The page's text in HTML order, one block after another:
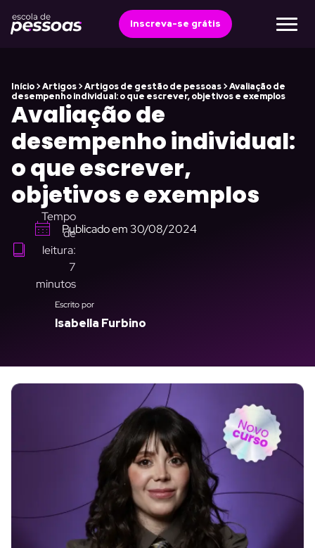
para
Inscreva-se grátis
Início>Artigos>Artigos de gestão de pessoas>Avaliação de
desempenho individual: o que escrever, objetivos e exemplos
Avaliação de
desempenho individual:
o que escrever,
objetivos e exemplos
Tempo
de
leitura:
7
minutos
Publicado em30/08/2024
Escrito por
Isabella Furbino